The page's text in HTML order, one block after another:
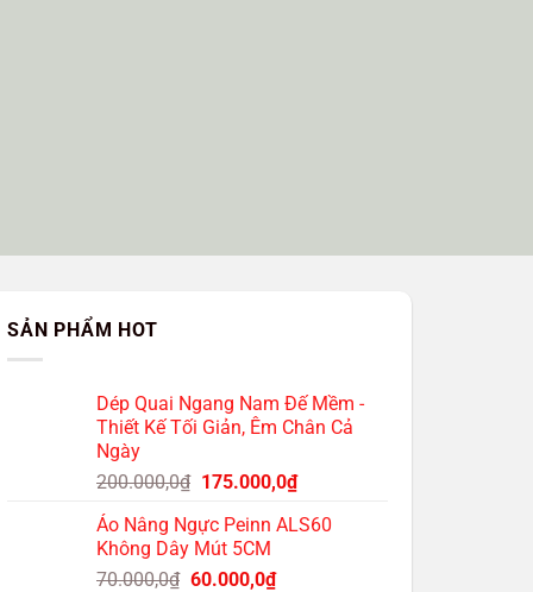
SẢN PHẨM HOT
Dép Quai Ngang Nam Đế Mềm -
Thiết Kế Tối Giản, Êm Chân Cả
Ngày
200.000,0₫ Giá
là:
200.000,0₫.
175.000,0₫Giá
tại
Áo Nâng Ngực Peinn ALS60
Không Dây Mút 5CM
70.000,0₫ Giá
60.000,0₫Giá